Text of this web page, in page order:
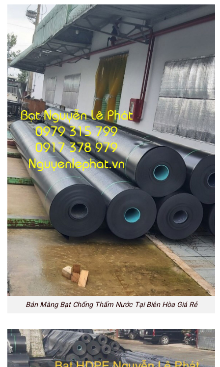
Bán Màng Bạt Chống Thấm Nước Tại Biên Hòa Giá Rẻ